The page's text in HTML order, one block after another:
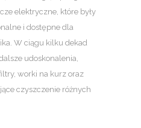
elektryczne, które były
i dostępne dla
W ciągu kilku dekad
udoskonalenia,
worki na kurz oraz
czyszczenie różnych